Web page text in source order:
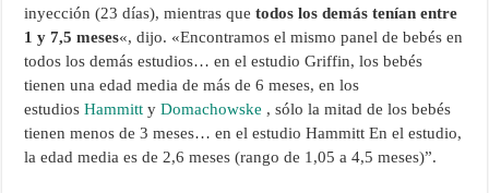
inyección (23 días), mientras quetodos los demás tenían entre
1 y 7,5 meses«, dijo. «Encontramos el mismo panel de bebés en
todos los demás estudios… en el estudio Griffin, los bebés
tienen una edad media de más de 6 meses, en los
estudiosHammitt yDomachowske , sólo la mitad de los bebés
tienen menos de 3 meses… en el estudio Hammitt En el estudio,
la edad media es de 2,6 meses (rango de 1,05 a 4,5 meses)”.